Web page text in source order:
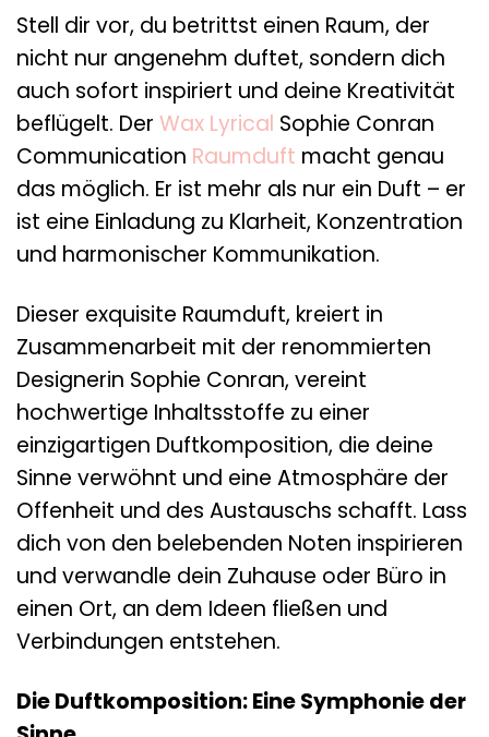
Stell dir vor, du betrittst einen Raum, der
nicht nur angenehm duftet, sondern dich
auch sofort inspiriert und deine Kreativität
beflügelt. Der Wax Lyrical Sophie Conran
Communication Raumduft macht genau
das möglich. Er ist mehr als nur ein Duft – er
ist eine Einladung zu Klarheit, Konzentration
und harmonischer Kommunikation.
Dieser exquisite Raumduft, kreiert in
Zusammenarbeit mit der renommierten
Designerin Sophie Conran, vereint
hochwertige Inhaltsstoffe zu einer
einzigartigen Duftkomposition, die deine
Sinne verwöhnt und eine Atmosphäre der
Offenheit und des Austauschs schafft. Lass
dich von den belebenden Noten inspirieren
und verwandle dein Zuhause oder Büro in
einen Ort, an dem Ideen fließen und
Verbindungen entstehen.
Die Duftkomposition: Eine Symphonie der